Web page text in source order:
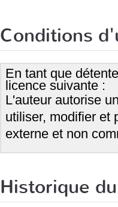
Conditions
En tant que
licence suivante :
L'auteur autorise
utiliser, modifier et
externe et non
Historique